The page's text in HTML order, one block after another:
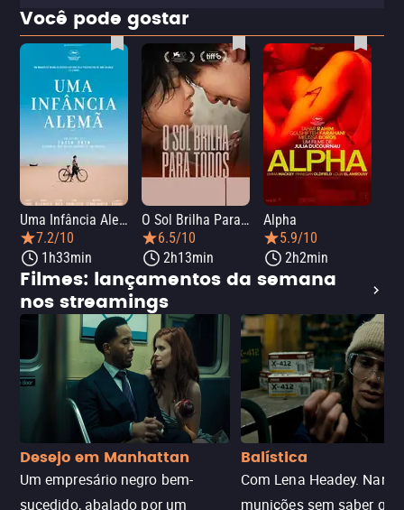
Você pode gostar
Uma Infância Alemã
7.2/10
1h33min
O Sol Brilha Para Todos
6.5/10
2h13min
Alpha
5.9/10
2h2min
Filmes: lançamentos da semana
nos streamings
Desejo em Manhattan
Um empresário negro bem-
sucedido, abalado por um
Balística
Com Lena Headey.
munições sem saber